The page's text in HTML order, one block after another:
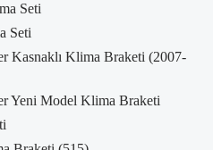
Seti
Seti
Kasnaklı Klima Braketi (2007-
Yeni Model Klima Braketi